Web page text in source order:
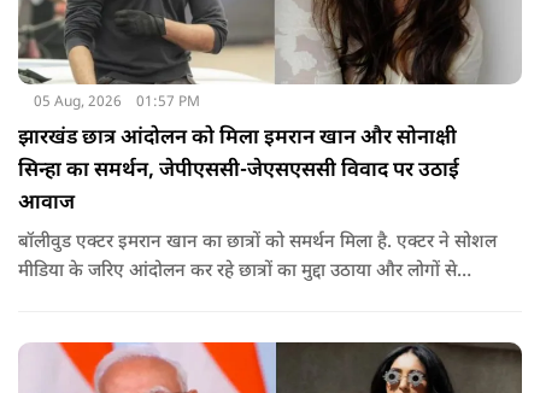
05 Aug, 2026 01:57 PM
झारखंड छात्र आंदोलन को मिला इमरान खान और सोनाक्षी
सिन्हा का समर्थन, जेपीएससी-जेएसएससी विवाद पर उठाई
आवाज
बॉलीवुड एक्टर इमरान खान का छात्रों को समर्थन मिला है. एक्टर ने सोशल
मीडिया के जरिए आंदोलन कर रहे छात्रों का मुद्दा उठाया और लोगों से